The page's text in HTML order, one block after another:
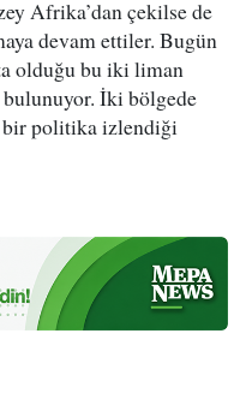
Afrika’dan çekilse de
devam ettiler. Bugün
olduğu bu iki liman
bulunuyor. İki bölgede
bir politika izlendiği